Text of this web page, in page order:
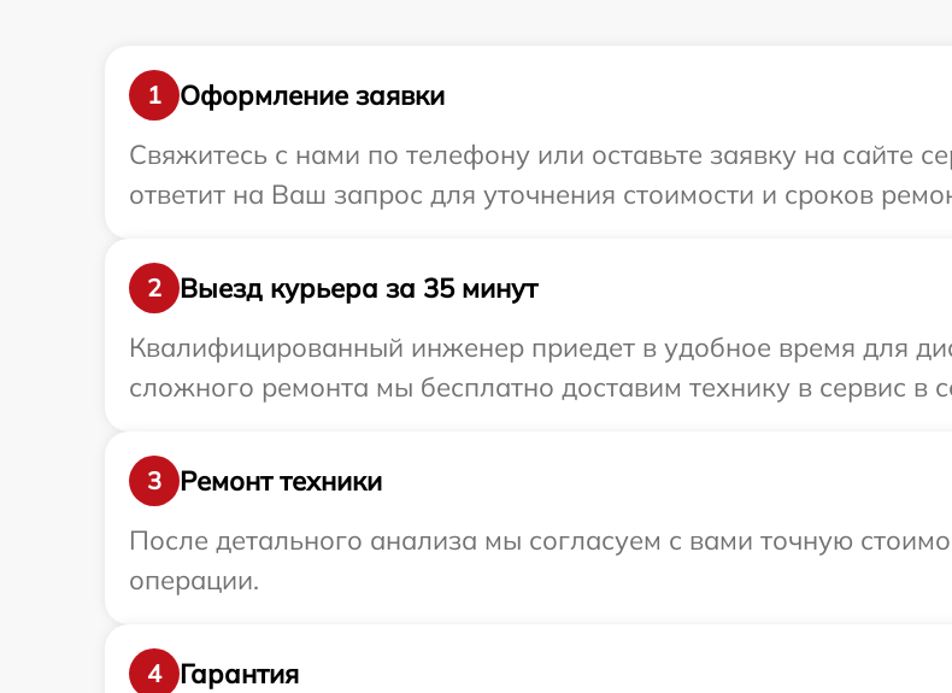
1
Оформление заявки
Свяжитесь с нами по телефону или оставьте заявку на сайте
ответит на Ваш запрос для уточнения стоимости и сроков
2
Выезд курьера за 35 минут
Квалифицированный инженер приедет в удобное время для
сложного ремонта мы бесплатно доставим технику в сервис в
3
Ремонт техники
После детального анализа мы согласуем с вами точную
операции.
4
Гарантия